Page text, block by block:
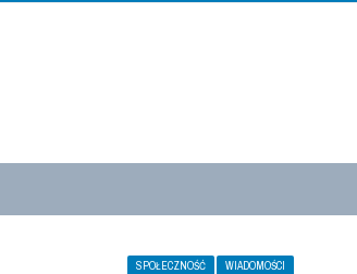
SPOŁECZNOŚĆ WIADOMOŚCI